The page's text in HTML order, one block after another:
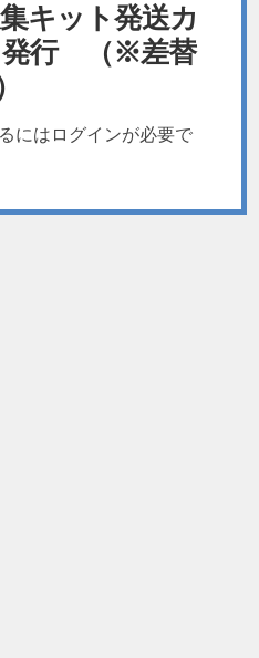
キット発送カ
発行 （※差替
にはログインが必要で